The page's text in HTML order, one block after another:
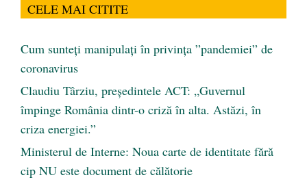
CELE MAI CITITE
Cum sunteți manipulați în privința ”pandemiei” de
coronavirus
Claudiu Târziu, președintele ACT: „Guvernul
împinge România dintr-o criză în alta. Astăzi, în
criza energiei.”
Ministerul de Interne: Noua carte de identitate fără
cip NU este document de călătorie